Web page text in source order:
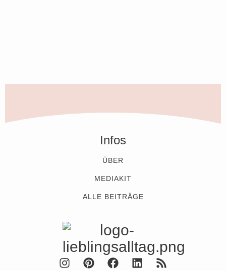
Infos
ÜBER
MEDIAKIT
ALLE BEITRÄGE